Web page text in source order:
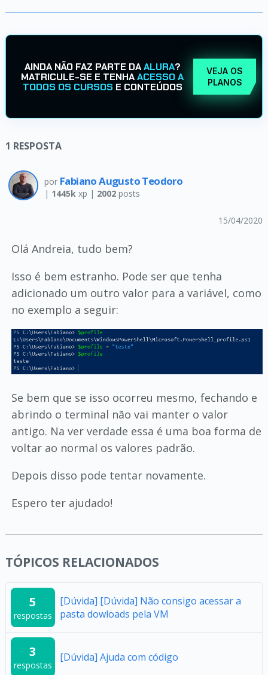
AINDA NÃO FAZ PARTE DAALURA?
MATRICULE-SE E TENHAACESSO A
TODOS OS CURSOS E CONTEÚDOS
VEJA OS
PLANOS
1 RESPOSTA
por Fabiano Augusto Teodoro
| 1445kxp | 2002posts
15/04/2020
Olá Andreia, tudo bem?
Isso é bem estranho. Pode ser que tenha
adicionado um outro valor para a variável, como
no exemplo a seguir:
Se bem que se isso ocorreu mesmo, fechando e
abrindo o terminal não vai manter o valor
antigo. Na ver verdade essa é uma boa forma de
voltar ao normal os valores padrão.
Depois disso pode tentar novamente.
Espero ter ajudado!
TÓPICOS RELACIONADOS
5
respostas
[Dúvida] [Dúvida] Não consigo acessar a
pasta dowloads pela VM
3
respostas
[Dúvida] Ajuda com código